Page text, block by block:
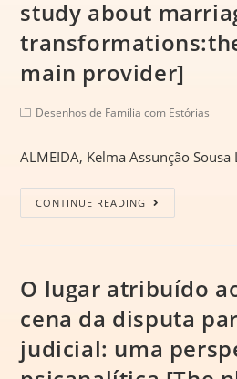
study about
main provider]
Desenhos de Família com Estórias
ALMEIDA, Kelma Assunção
CONTINUE READING
O lugar atribuído
cena da disputa
judicial: uma